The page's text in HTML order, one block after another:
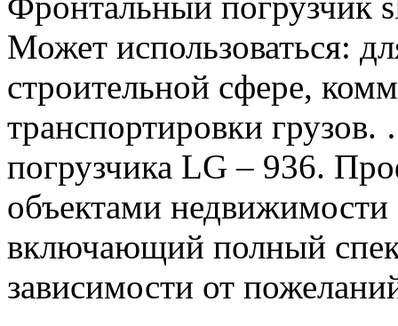
Может использоваться:
строительной сфере,
транспортировки
погрузчика LG – 936.
объектами
включающий полный
зависимости от